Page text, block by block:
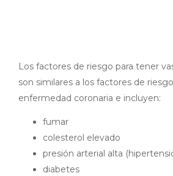
Los factores de riesgo para tener
son similares a los factores de
enfermedad coronaria e incluyen:
fumar
colesterol elevado
presión arterial alta
diabetes